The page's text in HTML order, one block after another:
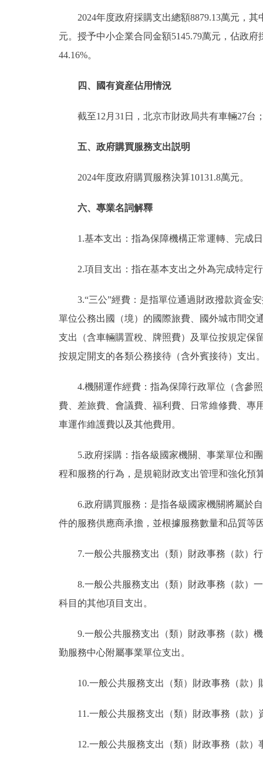
2024年度政府採購支出總額8879.13萬元，
元。授予中小企業合同金額5145.79萬元，佔政
44.16%。
四、國有資産佔用情況
截至12月31日，北京市財政局共有車輛27台
五、政府購買服務支出説明
2024年度政府購買服務決算10131.8萬元。
六、專業名詞解釋
1.基本支出：指為保障機構正常運轉、完成
2.項目支出：指在基本支出之外為完成特定
3.“三公”經費：是指單位通過財政撥款資金
單位公務出國（境）的國際旅費、國外城市間交
支出（含車輛購置稅、牌照費）及單位按規定保
按規定開支的各類公務接待（含外賓接待）支出
4.機關運作經費：指為保障行政單位（含參
費、差旅費、會議費、福利費、日常維修費、專
車運作維護費以及其他費用。
5.政府採購：指各級國家機關、事業單位和
程和服務的行為，是規範財政支出管理和強化預
6.政府購買服務：是指各級國家機關將屬於
件的服務供應商承擔，並根據服務數量和品質等
7.一般公共服務支出（類）財政事務（款）
8.一般公共服務支出（類）財政事務（款）
科目的其他項目支出。
9.一般公共服務支出（類）財政事務（款）
勤服務中心附屬事業單位支出。
10.一般公共服務支出（類）財政事務（款
11.一般公共服務支出（類）財政事務（款
12.一般公共服務支出（類）財政事務（款